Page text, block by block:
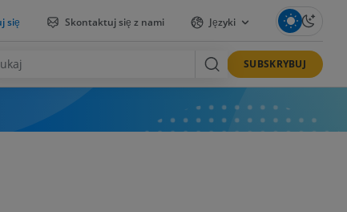
się Skontaktuj się z nami Języki
SUBSKRYBUJ